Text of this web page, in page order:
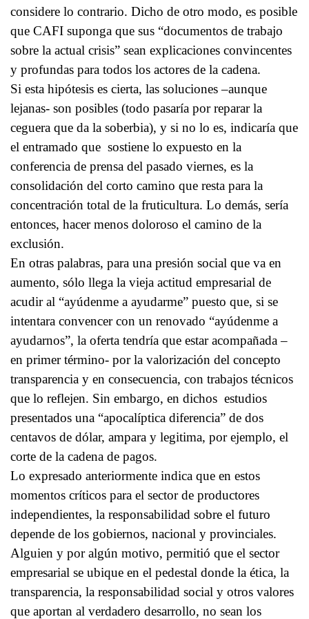
considere lo contrario. Dicho de otro modo, es posible
que CAFI suponga que sus “documentos de trabajo
sobre la actual crisis” sean explicaciones convincentes
y profundas para todos los actores de la cadena.
Si esta hipótesis es cierta, las soluciones –aunque
lejanas- son posibles (todo pasaría por reparar la
ceguera que da la soberbia), y si no lo es, indicaría que
el entramado que sostiene lo expuesto en la
conferencia de prensa del pasado viernes, es la
consolidación del corto camino que resta para la
concentración total de la fruticultura. Lo demás, sería
entonces, hacer menos doloroso el camino de la
exclusión.
En otras palabras, para una presión social que va en
aumento, sólo llega la vieja actitud empresarial de
acudir al “ayúdenme a ayudarme” puesto que, si se
intentara convencer con un renovado “ayúdenme a
ayudarnos”, la oferta tendría que estar acompañada –
en primer término- por la valorización del concepto
transparencia y en consecuencia, con trabajos técnicos
que lo reflejen. Sin embargo, en dichos estudios
presentados una “apocalíptica diferencia” de dos
centavos de dólar, ampara y legitima, por ejemplo, el
corte de la cadena de pagos.
Lo expresado anteriormente indica que en estos
momentos críticos para el sector de productores
independientes, la responsabilidad sobre el futuro
depende de los gobiernos, nacional y provinciales.
Alguien y por algún motivo, permitió que el sector
empresarial se ubique en el pedestal donde la ética, la
transparencia, la responsabilidad social y otros valores
que aportan al verdadero desarrollo, no sean los